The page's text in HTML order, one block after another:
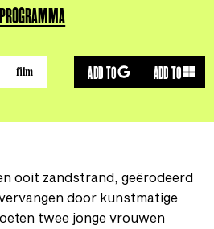
film ADD TO ADD TO
ooit zandstrand, geërodeerd
door kunstmatige
twee jonge vrouwen